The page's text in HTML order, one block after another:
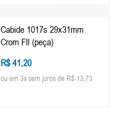
Cabide 1017s 29x31mm
Crom Fll (peça)
R$ 41,20
ou em 3x sem juros de R$ 13,73